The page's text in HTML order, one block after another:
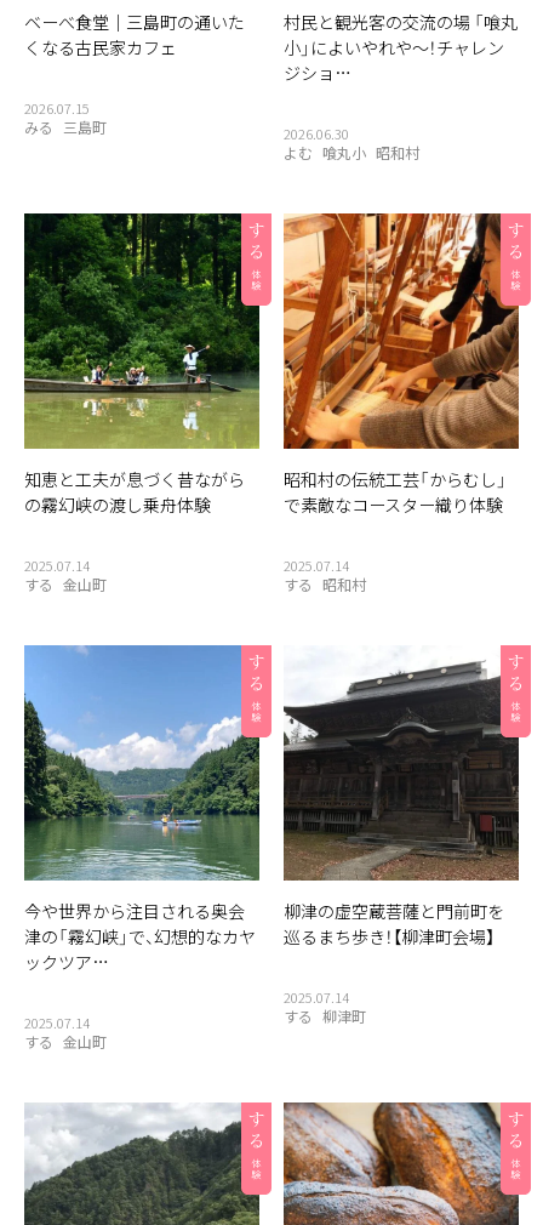
ベーべ食堂｜三島町の通いた
くなる古民家カフェ
2026.07.15
みる 三島町
村民と観光客の交流の場 「喰丸
小」によいやれや〜！チャレン
ジショ…
2026.06.30
よむ 喰丸小 昭和村
知恵と工夫が息づく昔ながら
の霧幻峡の渡し乗舟体験
2025.07.14
する 金山町
昭和村の伝統工芸「からむし」
で素敵なコースター織り体験
2025.07.14
する 昭和村
今や世界から注目される奥会
津の「霧幻峡」で、幻想的なカヤ
ックツア…
2025.07.14
する 金山町
柳津の虚空蔵菩薩と門前町を
巡るまち歩き！【柳津町会場】
2025.07.14
する 柳津町